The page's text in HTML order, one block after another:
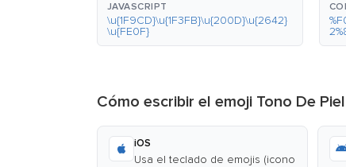
JAVASCRIPT
\u{1F9CD}\u{1F3FB}\u{200D}\u{2642}
\u{FE0F}
Cómo escribir el emoji Tono De
iOS
Usa el teclado de emojis (icono